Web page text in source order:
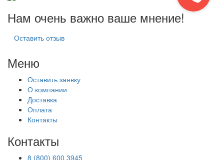
Нам очень важно ваше мнение!
Оставить отзыв
Меню
Оставить заявку
О компании
Доставка
Оплата
Контакты
Контакты
8 (800) 600 3945